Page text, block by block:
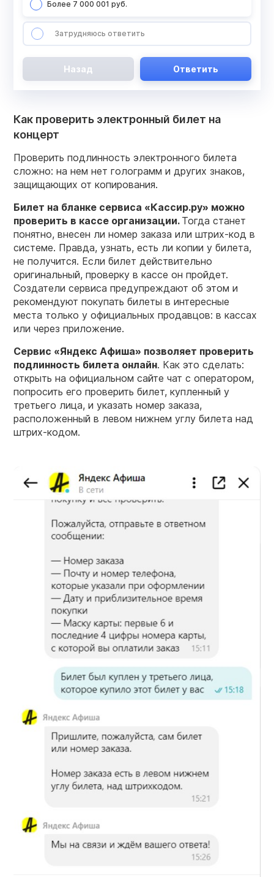
Более 7 000 001 руб.
Затрудняюсь ответить
Назад Ответить
Как проверить электронный билет на
концерт
Проверить подлинность электронного билета
сложно: на нем нет голограмм и других знаков,
защищающих от копирования.
Билет на бланке сервиса «Кассир.ру» можно
проверить в кассе организации. Тогда станет
понятно, внесен ли номер заказа или штрих-код в
системе. Правда, узнать, есть ли копии у билета,
не получится. Если билет действительно
оригинальный, проверку в кассе он пройдет.
Создатели сервиса предупреждают об этом и
рекомендуют покупать билеты в интересные
места только у официальных продавцов: в кассах
или через приложение.
Сервис «Яндекс Афиша» позволяет проверить
подлинность билета онлайн. Как это сделать:
открыть на официальном сайте чат с оператором,
попросить его проверить билет, купленный у
третьего лица, и указать номер заказа,
расположенный в левом нижнем углу билета над
штрих-кодом.